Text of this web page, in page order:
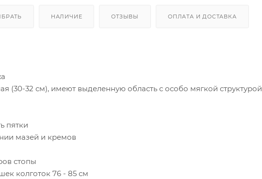
НАЛИЧИЕ ОТЗЫВЫ ОПЛАТА И ДОСТАВКА
(30-32 см), имеют выделенную область с особо мягкой структурой
пятки
мазей и кремов
стопы
колготок 76 - 85 см